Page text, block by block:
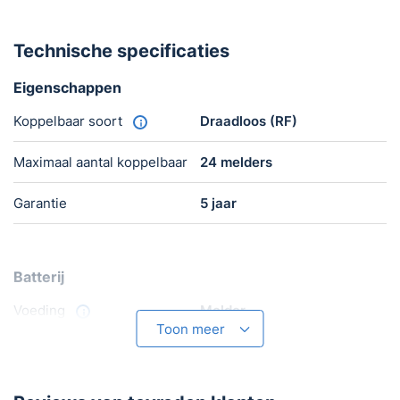
Technische specificaties
Eigenschappen
Koppelbaar soort Draadloos (RF)
Maximaal aantal koppelbaar 24 melders
Garantie 5 jaar
Batterij
Voeding Melder
Toon meer